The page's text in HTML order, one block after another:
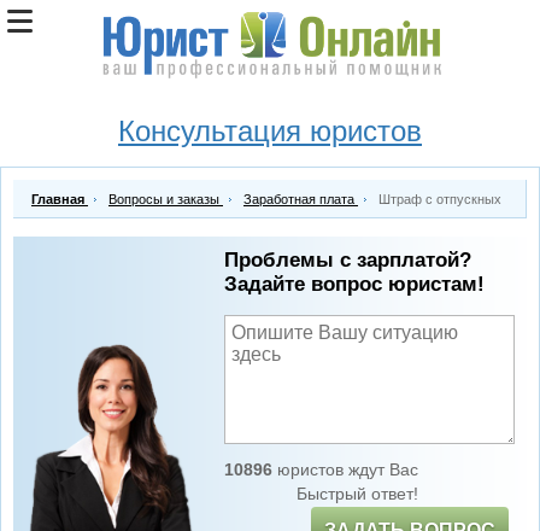
Консультация юристов
Главная Вопросы и заказы Заработная плата Штраф с отпускных
Проблемы с зарплатой?
Задайте вопрос юристам!
10896юристов ждут Вас
Быстрый ответ!